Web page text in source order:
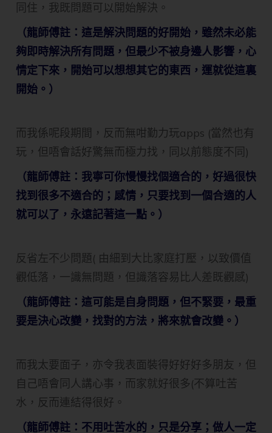
同住，我既問題可以開始解決。
（龍師傅註：這是解決問題的好開始，雖然未必能
夠即時解決所有問題，但最少不被身邊人影響，心
情定下來，開始可以想想其它的東西，運就從這裏
開始。）
而我係呢段期間，反而無咁勤力玩apps (當然也有
玩，但唔會話好驚無而極力找，同以前態度不同)
（龍師傅註：我寧可你慢慢找個適合的，好過很快
找到很多不適合的；感情，只要找到一個合適的人
就可以了，永遠記著這一點。）
反省左不少問題( 由細到大比家庭打壓，以致價值
觀低落，一識無問題，但識落容易比人差既觀感)
（龍師傅註：這可能是自身問題，但不緊要，最重
要是決心改變，找對的方法，將來就會改變。）
而我太要面子，亦令我表面裝得好好好多朋友，但
自己唔會同人講心事，而家就好很多(不算吐苦
水，反而連結得很好。
（龍師傅註：不用吐苦水的，只是分享；做人一定